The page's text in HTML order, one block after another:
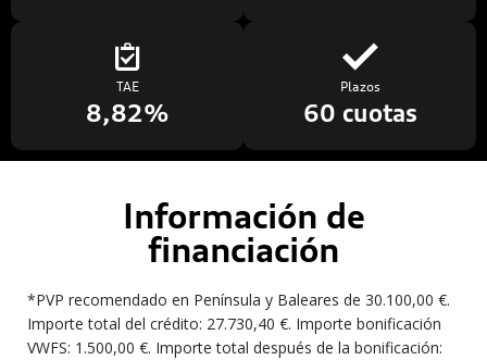
TAE
8,82%
Plazos
60 cuotas
Información de
financiación
*PVP recomendado en Península y Baleares de 30.100,00 €.
Importe total del crédito: 27.730,40 €. Importe bonificación
VWFS: 1.500,00 €. Importe total después de la bonificación: